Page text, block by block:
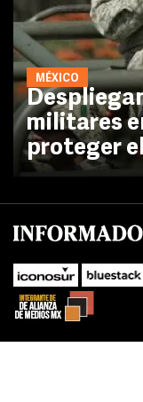
MÉXICO
militares
proteger el